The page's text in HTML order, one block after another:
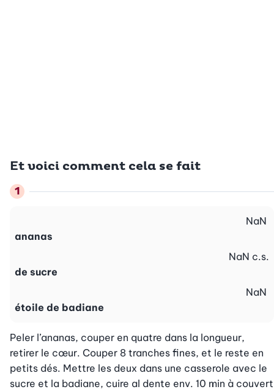
Et voici comment cela se fait
ananas
NaN
de sucre
NaN c.s.
étoile de badiane
NaN
Peler l’ananas, couper en quatre dans la longueur,
retirer le cœur. Couper 8 tranches fines, et le reste en
petits dés. Mettre les deux dans une casserole avec le
sucre et la badiane, cuire al dente env. 10 min à couvert